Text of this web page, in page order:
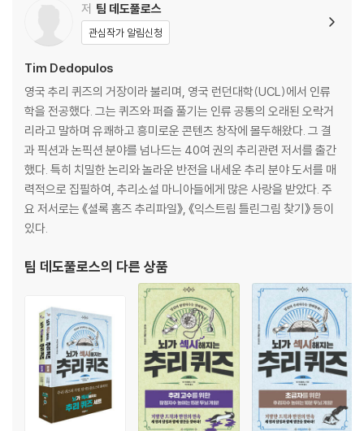
저 팀 데도풀로스
관심작가 알림신청
Tim Dedopulos
영국 추리 퀴즈의 거장이라 불리며, 영국 런던대학(UCL)에서 인류
학을 전공했다. 그는 퀴즈와 퍼즐 풀기는 인류 공통의 오래된 오락거
리라고 말하며 유쾌하고 흥미로운 콘텐츠 창작에 몰두해왔다. 그 결
과 픽션과 논픽션 분야를 넘나드는 40여 권의 추리관련 저서를 출간
했다. 특히 치밀한 논리와 놀라운 반전을 내세운 추리 분야 도서를 매
력적으로 집필하여, 추리소설 마니아들에게 많은 사랑을 받았다. 주
요 저서로는 《셜록 홈즈 추리파일》, 《익스트림 틀린그림 찾기》 등이
있다.
팀 데도풀로스의 다른 상품